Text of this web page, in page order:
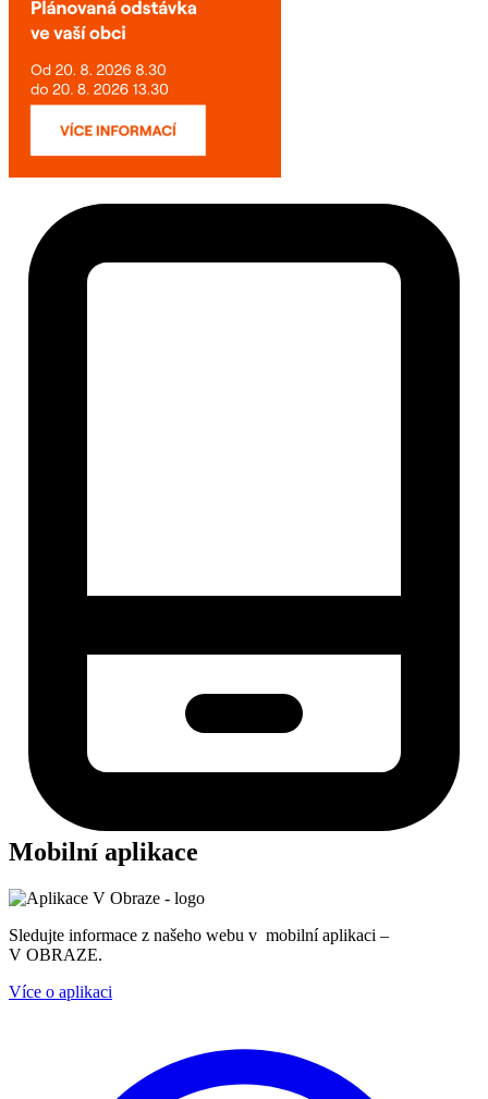
Mobilní aplikace
Sledujte informace z našeho webu v mobilní aplikaci –
V OBRAZE.
Více o aplikaci